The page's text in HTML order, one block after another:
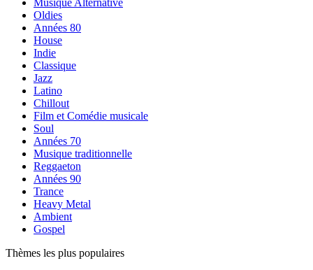
Musique Alternative
Oldies
Années 80
House
Indie
Classique
Jazz
Latino
Chillout
Film et Comédie musicale
Soul
Années 70
Musique traditionnelle
Reggaeton
Années 90
Trance
Heavy Metal
Ambient
Gospel
Thèmes les plus populaires